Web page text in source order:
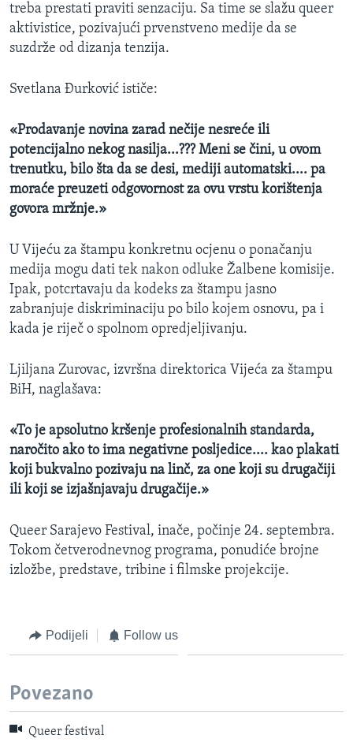
treba prestati praviti senzaciju. Sa time se slažu queer
aktivistice, pozivajući prvenstveno medije da se
suzdrže od dizanja tenzija.
Svetlana Đurković ističe:
«Prodavanje novina zarad nečije nesreće ili
potencijalno nekog nasilja...??? Meni se čini, u ovom
trenutku, bilo šta da se desi, mediji automatski.... pa
moraće preuzeti odgovornost za ovu vrstu korištenja
govora mržnje.»
U Vijeću za štampu konkretnu ocjenu o ponačanju
medija mogu dati tek nakon odluke Žalbene komisije.
Ipak, potcrtavaju da kodeks za štampu jasno
zabranjuje diskriminaciju po bilo kojem osnovu, pa i
kada je riječ o spolnom opredjeljivanju.
Ljiljana Zurovac, izvršna direktorica Vijeća za štampu
BiH, naglašava:
«To je apsolutno kršenje profesionalnih standarda,
naročito ako to ima negativne posljedice.... kao plakati
koji bukvalno pozivaju na linč, za one koji su drugačiji
ili koji se izjašnjavaju drugačije.»
Queer Sarajevo Festival, inače, počinje 24. septembra.
Tokom četverodnevnog programa, ponudiće brojne
izložbe, predstave, tribine i filmske projekcije.
Podijeli Follow us
Povezano
Queer festival